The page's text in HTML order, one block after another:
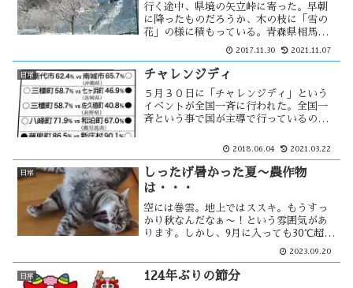
行く途中、県境の矢立峠に寄った。早朝
に降ったものだろうか、木の枝に「雪の
花」の様に積もっている。青森県相馬村
の「林檎の森」へ毎年来る。一番の魅力
はリンゴの種類が多い事で、食べた事の
ないリンゴを見る事がよくある。こうと
くというリンゴを見付けた。こみつ似て
いて・・
2017.11.30 2021.11.07
日常 チャレンジディ
５月３０日に「チャレンジディ」という
イベントが全国一斉に行われた。全国一
斉という事で国が主導で行っているのか
行われているイベントの様です。小野清
(2017年・退任)で・・・
2018.06.04 2021.03.22
日常
しったげ暑かった夏〜農作物
は・・・
空には巻雲。地上ではススキ。もうすっ
かり秋なんだなぁ〜！という雰囲気があ
ります。しかし、9月に入っても30℃超え
の気温が続きまだまだ夏の気配が抜けま
せん。とにかく、今年の夏は暑かった！
この厚さは農作物にも影響が。新潟県魚
沼では・・・
2023.09.20
日常 124年ぶりの節分